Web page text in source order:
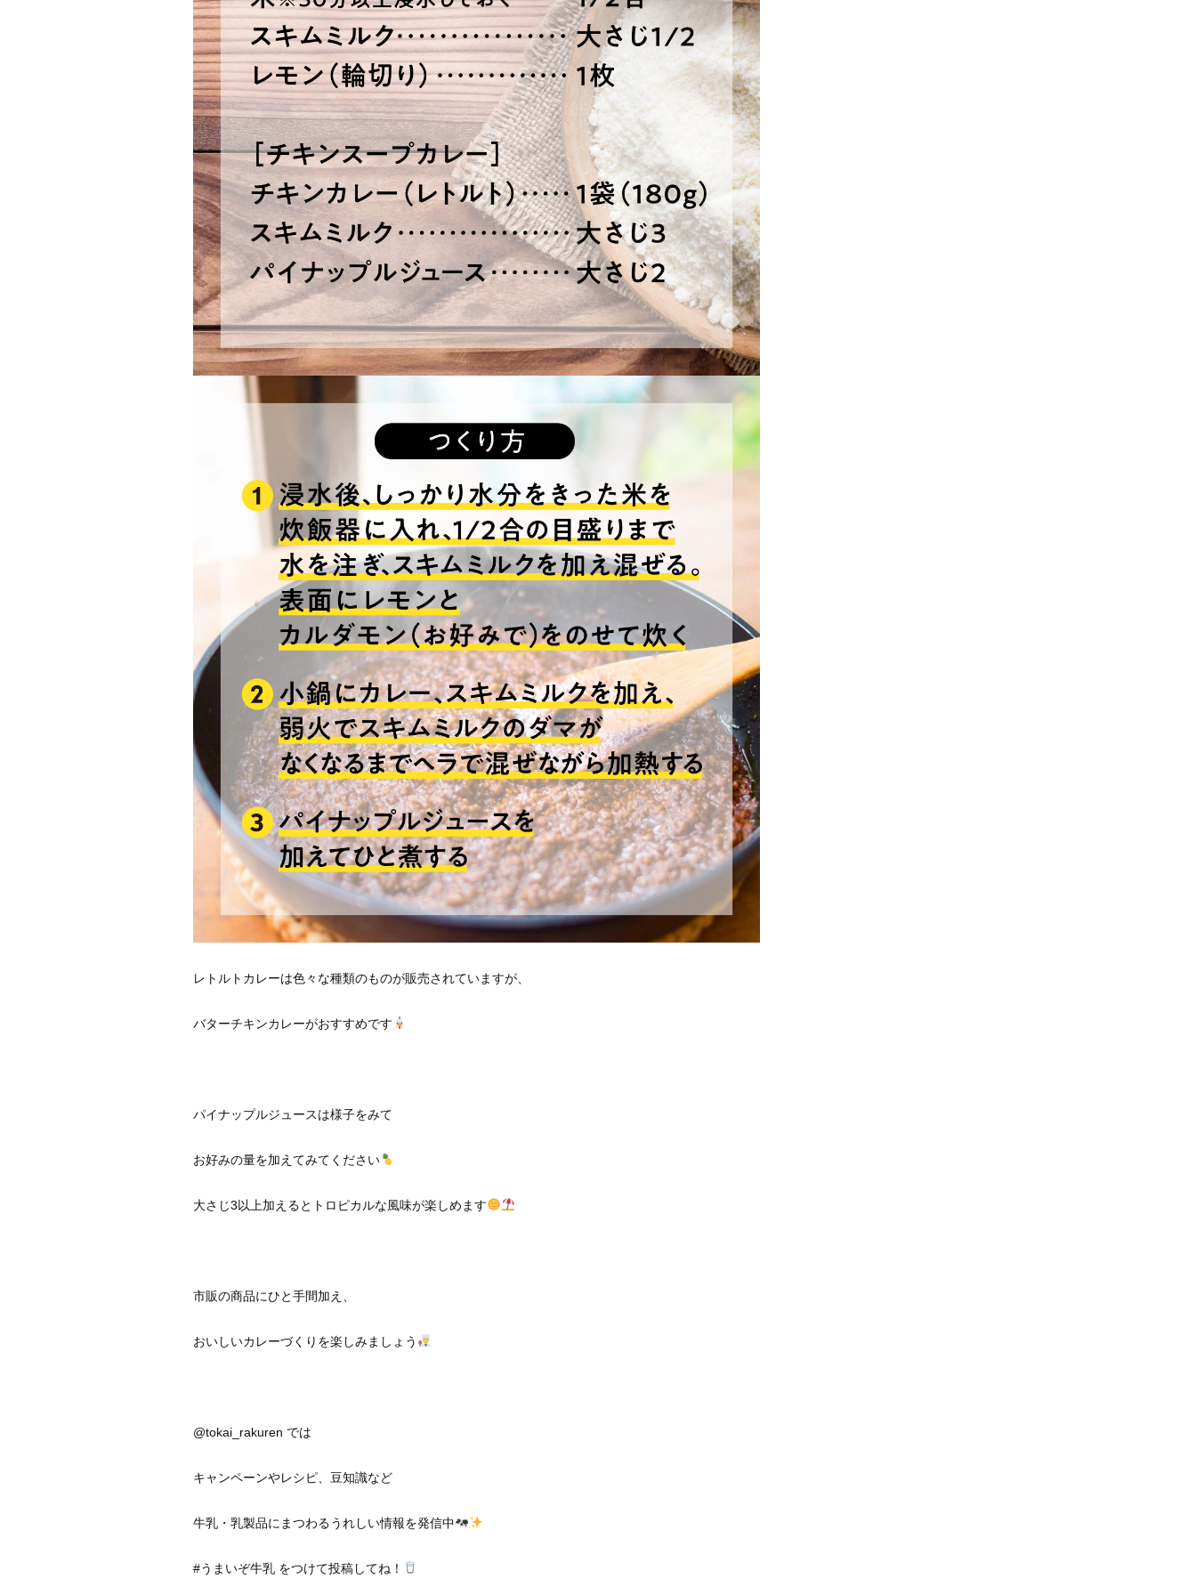
レトルトカレーは色々な種類のものが販売されていますが、
バターチキンカレーがおすすめです
パイナップルジュースは様子をみて
お好みの量を加えてみてください
大さじ3以上加えるとトロピカルな風味が楽しめます
市販の商品にひと手間加え、
おいしいカレーづくりを楽しみましょう
@tokai_rakuren では
キャンペーンやレシピ、豆知識など
牛乳・乳製品にまつわるうれしい情報を発信中
#うまいぞ牛乳 をつけて投稿してね！